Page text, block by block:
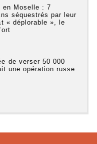
en Moselle : 7
séquestrés par leur
« déplorable », le
de verser 50 000
une opération russe